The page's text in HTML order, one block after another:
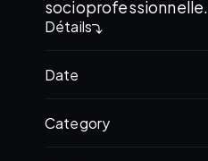
socioprofessionnelle.
Détails
Date
Category